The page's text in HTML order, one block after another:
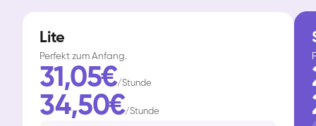
Lite
Perfekt zum Anfang.
31,05€/Stunde
34,50€/Stunde